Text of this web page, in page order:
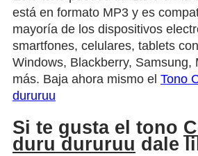
está en formato MP3 y es
mayoría de los dispositivos
smartfones, celulares, tablets
Windows, Blackberry, Samsung,
más. Baja ahora mismo el Tono
dururuu
Si te gusta el tono
duru dururuu dale